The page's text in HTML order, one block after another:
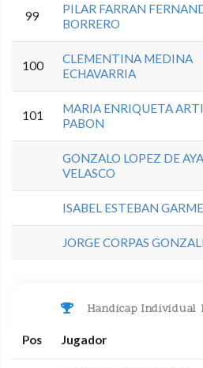
99
PILAR FARRAN
BORRERO
100
CLEMENTINA MEDINA
ECHAVARRIA
101
MARIA ENRIQUETA
PABON
GONZALO LOPEZ DE
VELASCO
ISABEL ESTEBAN
JORGE CORPAS
Handicap Individual
Pos Jugador